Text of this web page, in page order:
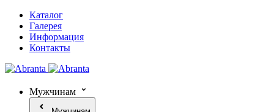
Каталог
Галерея
Информация
Контакты
Мужчинам